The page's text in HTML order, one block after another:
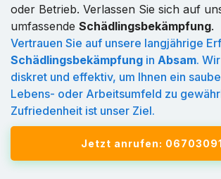
oder Betrieb. Verlassen Sie sich auf
umfassende Schädlingsbekämpfung.
Vertrauen Sie auf unsere langjährige
Schädlingsbekämpfung in Absam.
diskret und effektiv, um Ihnen ein
Lebens- oder Arbeitsumfeld zu
Zufriedenheit ist unser Ziel.
Jetzt anrufen: